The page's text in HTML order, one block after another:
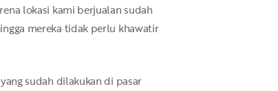
lokasi kami berjualan sudah
mereka tidak perlu khawatir
sudah dilakukan di pasar